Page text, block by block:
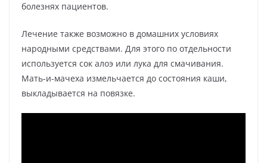
болезнях пациентов.
Лечение также возможно в домашних условиях
народными средствами. Для этого по отдельности
используется сок алоэ или лука для смачивания.
Мать-и-мачеха измельчается до состояния каши,
выкладывается на повязке.